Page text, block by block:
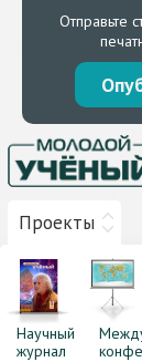
Отправьте
Проекты
Научный
журнал